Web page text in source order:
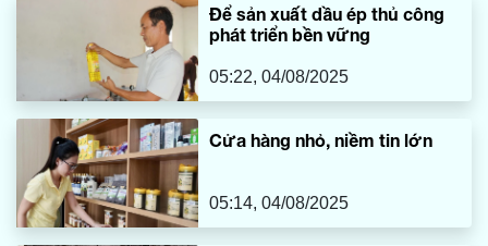
Để sản xuất dầu ép thủ công
phát triển bền vững
05:22, 04/08/2025
Cửa hàng nhỏ, niềm tin lớn
05:14, 04/08/2025